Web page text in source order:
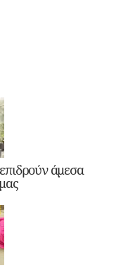
άμεσα